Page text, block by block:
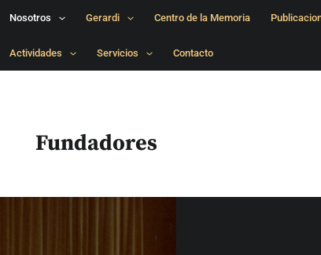
Nosotros Gerardi Centro de la Memoria
Actividades Servicios Contacto
Fundadores